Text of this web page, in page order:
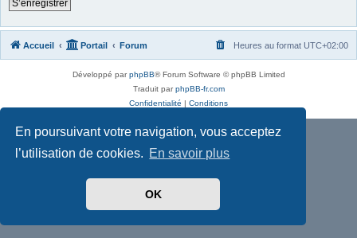
En poursuivant votre navigation, vous acceptez
l’utilisation de cookies. En savoir plus
OK
S’enregistrer
Accueil Portail Forum Heures au format UTC+02:00
Développé parphpBB® Forum Software © phpBB Limited
Traduit parphpBB-fr.com
Confidentialité | Conditions